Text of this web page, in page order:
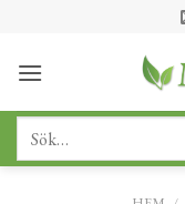
content
Sök